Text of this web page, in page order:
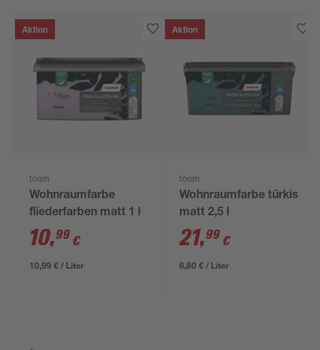
Aktion
toom
Wohnraumfarbe
fliederfarben matt 1 l
10,99 €
10,99 € / Liter
Aktion
toom
Wohnraumfarbe türkis
matt 2,5 l
21,99 €
8,80 € / Liter